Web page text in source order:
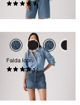
(275)
75,00 €
Falda Icon
(59)
65,00 €